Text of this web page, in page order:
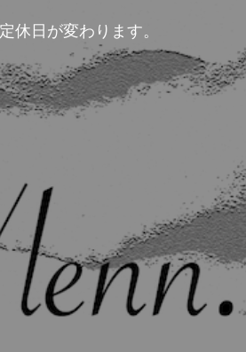
休日が変わります。